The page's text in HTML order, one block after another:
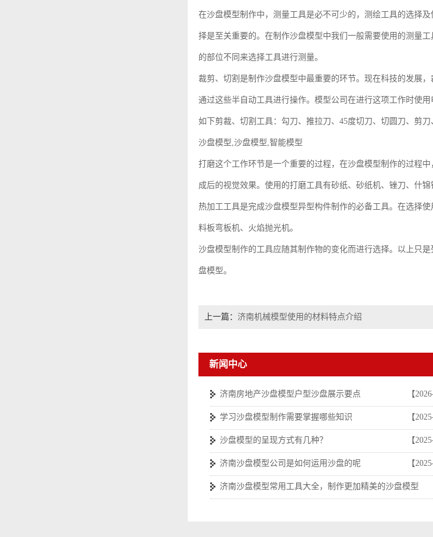
在沙盘模型制作中，测量工具是必不可少的，测绘工具的选择
择是至关重要的。在制作沙盘模型中我们一般需要使用的测量
的部位不同来选择工具进行测量。
裁剪、切割是制作沙盘模型中最重要的环节。现在科技的发展
通过这些半自动工具进行操作。模型公司在进行这项工作时使
如下剪裁、切割工具：勾刀、推拉刀、45度切刀、切圆刀、剪
沙盘模型,沙盘模型,智能模型
打磨这个工作环节是一个重要的过程，在沙盘模型制作的过程
成后的视觉效果。使用的打磨工具有砂纸、砂纸机、锉刀、什
热加工工具是完成沙盘模型异型构件制作的必备工具。在选择
料板弯板机、火焰抛光机。
沙盘模型制作的工具应随其制作物的变化而进行选择。以上只
盘模型。
上一篇： 济南机械模型使用的材料特点介绍
新闻中心
济南房地产沙盘模型户型沙盘展示要点 【
学习沙盘模型制作需要掌握哪些知识 【
沙盘模型的呈现方式有几种？ 【
济南沙盘模型公司是如何运用沙盘的呢 【
济南沙盘模型常用工具大全，制作更加精美的沙盘模型